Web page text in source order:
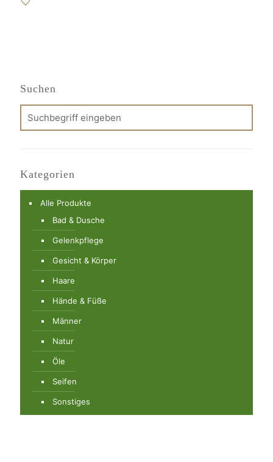
Suchen
Kategorien
Alle Produkte
Bad & Dusche
Gelenkpflege
Gesicht & Körper
Haare
Hände & Füße
Männer
Natur
Öle
Seifen
Sonstiges